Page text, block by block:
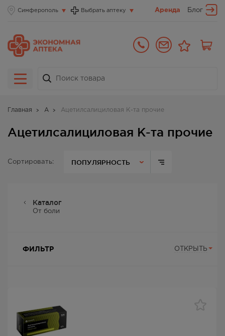
Симферополь Выбрать аптеку Аренда Блог
Главная А Ацетилсалициловая К-та прочие
Ацетилсалициловая К-та прочие
Сортировать: ПОПУЛЯРНОСТЬ
Каталог
От боли
ФИЛЬТР ОТКРЫТЬ